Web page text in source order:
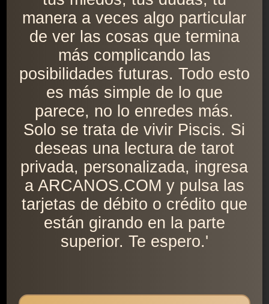
manera a veces algo particular
de ver las cosas que termina
más complicando las
posibilidades futuras. Todo esto
es más simple de lo que
parece, no lo enredes más.
Solo se trata de vivir Piscis. Si
deseas una lectura de tarot
privada, personalizada, ingresa
a ARCANOS.COM y pulsa las
tarjetas de débito o crédito que
están girando en la parte
superior. Te espero.'